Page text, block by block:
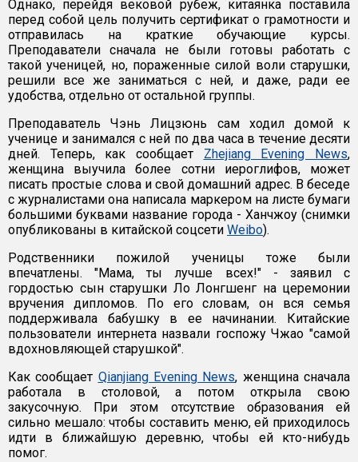
Однако, перейдя вековой рубеж, китаянка поставила
перед собой цель получить сертификат о грамотности и
отправилась на краткие обучающие курсы.
Преподаватели сначала не были готовы работать с
такой ученицей, но, пораженные силой воли старушки,
решили все же заниматься с ней, и даже, ради ее
удобства, отдельно от остальной группы.
Преподаватель Чэнь Лицзюнь сам ходил домой к
ученице и занимался с ней по два часа в течение десяти
дней. Теперь, как сообщает Zhejiang Evening News,
женщина выучила более сотни иероглифов, может
писать простые слова и свой домашний адрес. В беседе
с журналистами она написала маркером на листе бумаги
большими буквами название города - Ханчжоу (снимки
опубликованы в китайской соцсети Weibo).
Родственники пожилой ученицы тоже были
впечатлены. "Мама, ты лучше всех!" - заявил с
гордостью сын старушки Ло Лонгшенг на церемонии
вручения дипломов. По его словам, он вся семья
поддерживала бабушку в ее начинании. Китайские
пользователи интернета назвали госпожу Чжао "самой
вдохновляющей старушкой".
Как сообщает Qianjiang Evening News, женщина сначала
работала в столовой, а потом открыла свою
закусочную. При этом отсутствие образования ей
сильно мешало: чтобы составить меню, ей приходилось
идти в ближайшую деревню, чтобы ей кто-нибудь
помог.